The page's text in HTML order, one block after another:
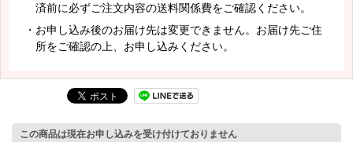
済前に必ずご注文内容の送料関係費をご確認ください。
・お申し込み後のお届け先は変更できません。お届け先ご住
所をご確認の上、お申し込みください。
この商品は現在お申し込みを受け付けておりません